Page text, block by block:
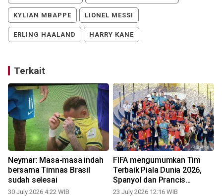
KYLIAN MBAPPE LIONEL MESSI
ERLING HAALAND HARRY KANE
Terkait
Neymar: Masa-masa indah
bersama Timnas Brasil
sudah selesai
30 July 2026 4:22 WIB
FIFA mengumumkan Tim
Terbaik Piala Dunia 2026,
Spanyol dan Prancis
mendominasi
23 July 2026 12:16 WIB